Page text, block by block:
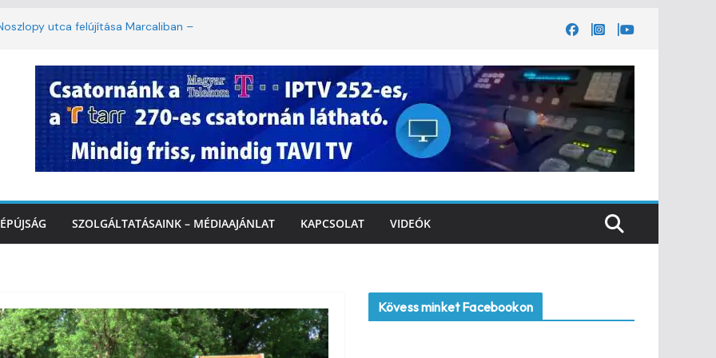
utca felújítása Marcaliban –
lakossági felháborodást váltott ki a
Marcaliban – VIDEÓ
a Balatonnál – az első félidő végén
SZOLGÁLTATÁSAINK – MÉDIAAJÁNLAT KAPCSOLAT VIDEÓK
Kövess minket Facebookon